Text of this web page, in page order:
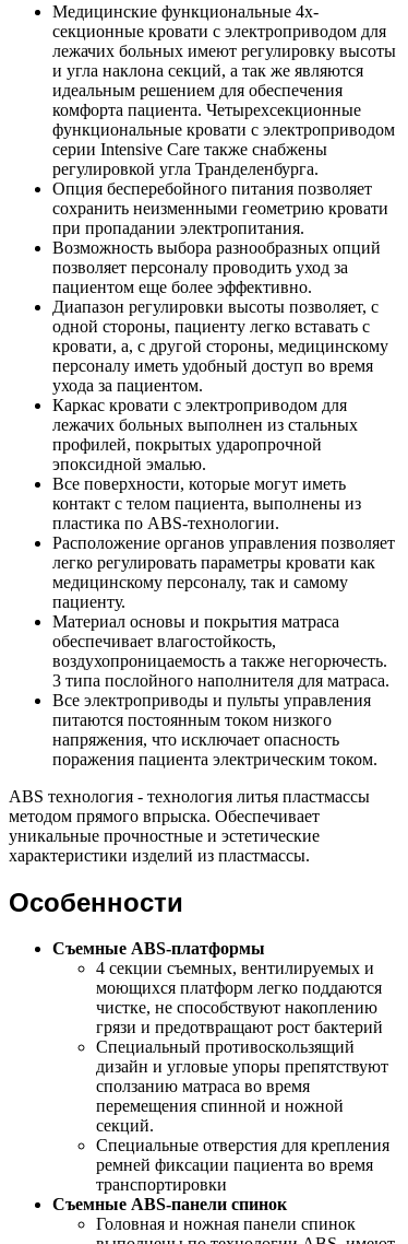
Медицинские функциональные 4х-
секционные кровати с электроприводом для
лежачих больных имеют регулировку высоты
и угла наклона секций, а так же являются
идеальным решением для обеспечения
комфорта пациента. Четырехсекционные
функциональные кровати с электроприводом
серии Intensive Care также снабжены
регулировкой угла Транделенбурга.
Опция бесперебойного питания позволяет
сохранить неизменными геометрию кровати
при пропадании электропитания.
Возможность выбора разнообразных опций
позволяет персоналу проводить уход за
пациентом еще более эффективно.
Диапазон регулировки высоты позволяет, с
одной стороны, пациенту легко вставать с
кровати, а, с другой стороны, медицинскому
персоналу иметь удобный доступ во время
ухода за пациентом.
Каркас кровати с электроприводом для
лежачих больных выполнен из стальных
профилей, покрытых ударопрочной
эпоксидной эмалью.
Все поверхности, которые могут иметь
контакт с телом пациента, выполнены из
пластика по ABS-технологии.
Расположение органов управления позволяет
легко регулировать параметры кровати как
медицинскому персоналу, так и самому
пациенту.
Материал основы и покрытия матраса
обеспечивает влагостойкость,
воздухопроницаемость а также негорючесть.
3 типа послойного наполнителя для матраса.
Все электроприводы и пульты управления
питаются постоянным током низкого
напряжения, что исключает опасность
поражения пациента электрическим током.
ABS технология - технология литья пластмассы
методом прямого впрыска. Обеспечивает
уникальные прочностные и эстетические
характеристики изделий из пластмассы.
Особенности
Съемные ABS-платформы
4 секции съемных, вентилируемых и
моющихся платформ легко поддаются
чистке, не способствуют накоплению
грязи и предотвращают рост бактерий
Специальный противоскользящий
дизайн и угловые упоры препятствуют
сползанию матраса во время
перемещения спинной и ножной
секций.
Специальные отверстия для крепления
ремней фиксации пациента во время
транспортировки
Съемные ABS-панели спинок
Головная и ножная панели спинок